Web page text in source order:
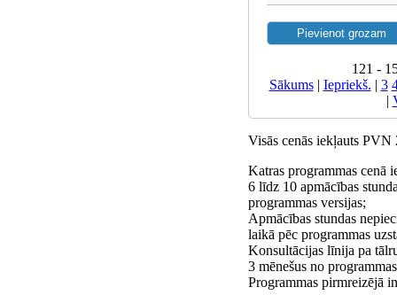
121 -
Sākums| Iepriekš. | 3
|
Visās cenās iekļauts PVN
Katras programmas cenā
6 līdz 10 apmācības
programmas versijas;
Apmācības stundas
laikā pēc programmas
Konsultācijas līnija pa
3 mēnešus no
Programmas pirmreizējā